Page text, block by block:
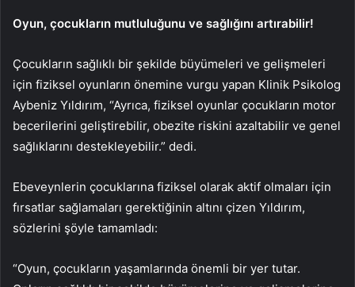
Oyun, çocukların mutluluğunu ve sağlığını artırabilir!
Çocukların sağlıklı bir şekilde büyümeleri ve gelişmeleri
için fiziksel oyunların önemine vurgu yapan Klinik Psikolog
Aybeniz Yıldırım, “Ayrıca, fiziksel oyunlar çocukların motor
becerilerini geliştirebilir, obezite riskini azaltabilir ve genel
sağlıklarını destekleyebilir.” dedi.
Ebeveynlerin çocuklarına fiziksel olarak aktif olmaları için
fırsatlar sağlamaları gerektiğinin altını çizen Yıldırım,
sözlerini şöyle tamamladı:
“Oyun, çocukların yaşamlarında önemli bir yer tutar.